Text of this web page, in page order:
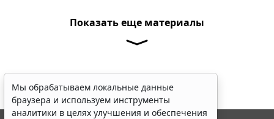
Показать еще материалы
Мы обрабатываем локальные данные
браузера и используем инструменты
аналитики в целях улучшения и обеспечения